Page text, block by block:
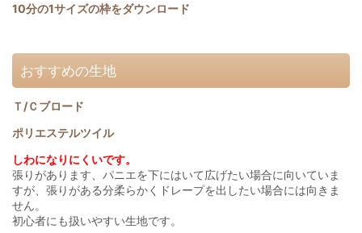
10分の1サイズの枠をダウンロード
おすすめの生地
Ｔ/Ｃブロード
ポリエステルツイル
しわになりにくいです。
張りがあります、パニエを下にはいて広げたい場合に向いていま
すが、張りがある分柔らかくドレープを出したい場合には向きま
せん。
初心者にも扱いやすい生地です。